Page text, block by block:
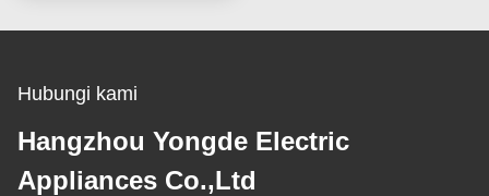
Hubungi kami
Hangzhou Yongde Electric
Appliances Co.,Ltd